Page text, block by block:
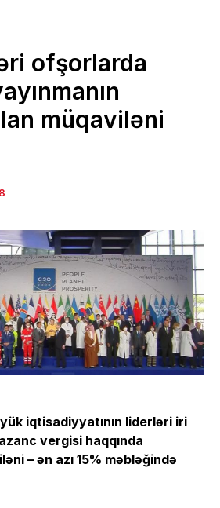
ofşorlarda
müqaviləni
iqtisadiyyatının liderləri iri
vergisi haqqında
– ən azı 15% məbləğində